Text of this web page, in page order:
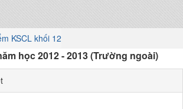
KSCL khối 12
học 2012 - 2013 (Trường ngoài)